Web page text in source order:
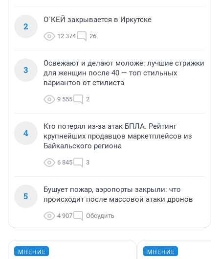
2
О`КЕЙ закрывается в Иркутске
12 374 26
3
Освежают и делают моложе: лучшие стрижки
для женщин после 40 — топ стильных
вариантов от стилиста
9 555 2
4
Кто потерял из-за атак БПЛА. Рейтинг
крупнейших продавцов маркетплейсов из
Байкальского региона
6 845 3
5
Бушует пожар, аэропорты закрыли: что
происходит после массовой атаки дронов
4 907 Обсудить
МНЕНИЕ МНЕНИЕ